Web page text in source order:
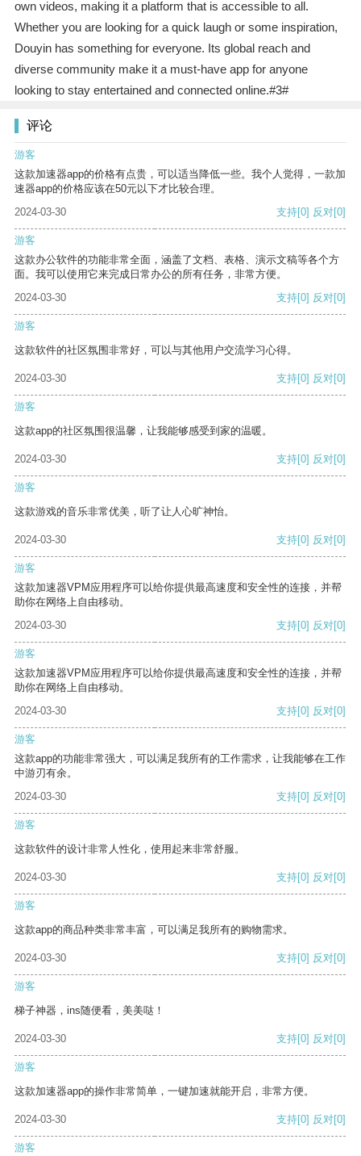
own videos, making it a platform that is accessible to all.
Whether you are looking for a quick laugh or some inspiration,
Douyin has something for everyone. Its global reach and
diverse community make it a must-have app for anyone
looking to stay entertained and connected online.#3#
评论
游客
这款加速器app的价格有点贵，可以适当降低一些。我个人觉得，一款加
速器app的价格应该在50元以下才比较合理。
2024-03-30
支持[0] 反对[0]
游客
这款办公软件的功能非常全面，涵盖了文档、表格、演示文稿等各个方
面。我可以使用它来完成日常办公的所有任务，非常方便。
2024-03-30
支持[0] 反对[0]
游客
这款软件的社区氛围非常好，可以与其他用户交流学习心得。
2024-03-30 支持[0] 反对[0]
游客
这款app的社区氛围很温馨，让我能够感受到家的温暖。
2024-03-30 支持[0] 反对[0]
游客
这款游戏的音乐非常优美，听了让人心旷神怡。
2024-03-30 支持[0] 反对[0]
游客
这款加速器VPM应用程序可以给你提供最高速度和安全性的连接，并帮
助你在网络上自由移动。
2024-03-30
支持[0] 反对[0]
游客
这款加速器VPM应用程序可以给你提供最高速度和安全性的连接，并帮
助你在网络上自由移动。
2024-03-30
支持[0] 反对[0]
游客
这款app的功能非常强大，可以满足我所有的工作需求，让我能够在工作
中游刃有余。
2024-03-30
支持[0] 反对[0]
游客
这款软件的设计非常人性化，使用起来非常舒服。
2024-03-30 支持[0] 反对[0]
游客
这款app的商品种类非常丰富，可以满足我所有的购物需求。
2024-03-30 支持[0] 反对[0]
游客
梯子神器，ins随便看，美美哒！
2024-03-30 支持[0] 反对[0]
游客
这款加速器app的操作非常简单，一键加速就能开启，非常方便。
2024-03-30 支持[0] 反对[0]
游客